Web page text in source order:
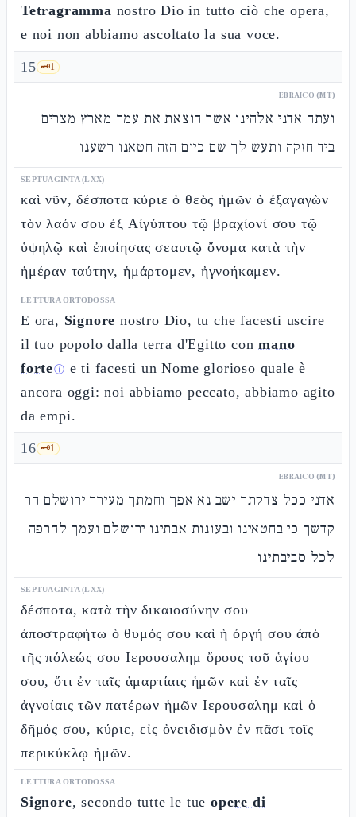
Tetragramma nostro Dio in tutto ciò che opera,
e noi non abbiamo ascoltato la sua voce.
15 🗝️1
EBRAICO (MT)
ועתה אדני אלהינו אשר הוצאת את עמך מארץ מצרים
ביד חזקה ותעש לך שם כיום הזה חטאנו רשענו
SEPTUAGINTA (LXX)
καὶ νῦν, δέσποτα κύριε ὁ θεὸς ἡμῶν ὁ ἐξαγαγὼν
τὸν λαόν σου ἐξ Αἰγύπτου τῷ βραχίονί σου τῷ
ὑψηλῷ καὶ ἐποίησας σεαυτῷ ὄνομα κατὰ τὴν
ἡμέραν ταύτην, ἡμάρτομεν, ἠγνοήκαμεν.
LETTURA ORTODOSSA
E ora, Signore nostro Dio, tu che facesti uscire
il tuo popolo dalla terra d'Egitto conmano
forteⓘ e ti facesti un Nome glorioso quale è
ancora oggi: noi abbiamo peccato, abbiamo agito
da empi.
16 🗝️1
EBRAICO (MT)
אדני ככל צדקתך ישב נא אפך וחמתך מעירך ירושלם הר
קדשך כי בחטאינו ובעונות אבתינו ירושלם ועמך לחרפה
לכל סביבתינו
SEPTUAGINTA (LXX)
δέσποτα, κατὰ τὴν δικαιοσύνην σου
ἀποστραφήτω ὁ θυμός σου καὶ ἡ ὀργή σου ἀπὸ
τῆς πόλεώς σου Ιερουσαλημ ὄρους τοῦ ἁγίου
σου, ὅτι ἐν ταῖς ἁμαρτίαις ἡμῶν καὶ ἐν ταῖς
ἀγνοίαις τῶν πατέρων ἡμῶν Ιερουσαλημ καὶ ὁ
δῆμός σου, κύριε, εἰς ὀνειδισμὸν ἐν πᾶσι τοῖς
περικύκλῳ ἡμῶν.
LETTURA ORTODOSSA
Signore, secondo tutte le tueopere di